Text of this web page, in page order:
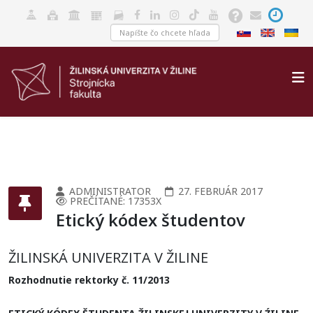
ADMINISTRATOR 27. FEBRUÁR 2017
PREČÍTANÉ: 17353X
Etický kódex študentov
ŽILINSKÁ UNIVERZITA V ŽILINE
Rozhodnutie rektorky č. 11/2013